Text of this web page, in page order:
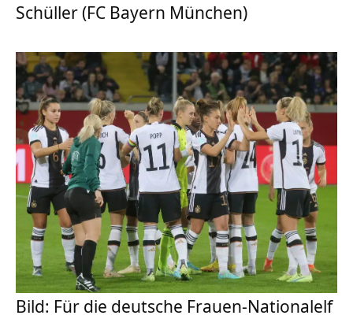
Schüller (FC Bayern München)
Bild: Für die deutsche Frauen-Nationalelf